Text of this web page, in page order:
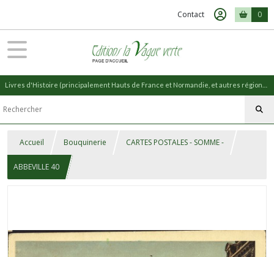
Contact 0
Accueil Bouquinerie CARTES POSTALES - SOMME -
ABBEVILLE 40